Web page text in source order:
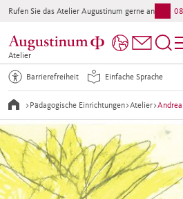
Atelier
Rufen Sie das Atelier Augustinum gerne an:
> Pädagogische Einrichtungen>Atelier>
Barrierefreiheit Einfache Sprache